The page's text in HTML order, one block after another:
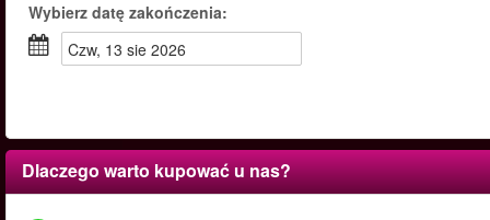
Wybierz datę zakończenia:
czw, 13 sie 2026
Dlaczego warto kupować u nas?